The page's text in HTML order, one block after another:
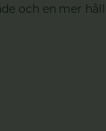
och en mer